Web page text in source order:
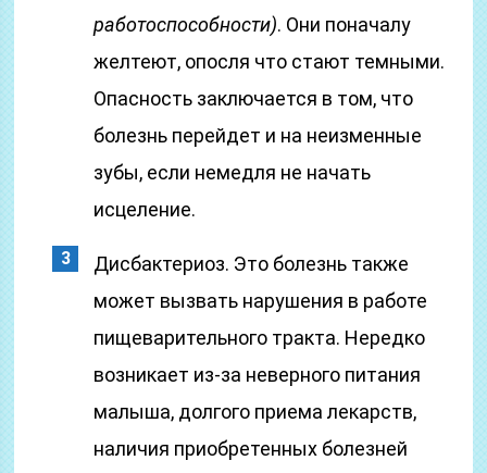
работоспособности). Они поначалу
желтеют, опосля что стают темными.
Опасность заключается в том, что
болезнь перейдет и на неизменные
зубы, если немедля не начать
исцеление.
Дисбактериоз. Это болезнь также
может вызвать нарушения в работе
пищеварительного тракта. Нередко
возникает из-за неверного питания
малыша, долгого приема лекарств,
наличия приобретенных болезней